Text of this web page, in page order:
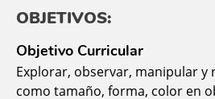
OBJETIVOS:
Objetivo Curricular
Explorar, observar, manipular
como tamaño, forma, color en